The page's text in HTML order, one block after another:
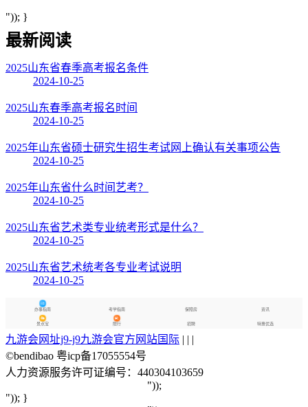
")); }
最新阅读
2025山东省春季高考报名条件
2024-10-25
2025山东春季高考报名时间
2024-10-25
2025年山东省硕士研究生招生考试网上确认有关事项公告
2024-10-25
2025年山东省什么时间艺考？
2024-10-25
2025山东省艺术类专业统考形式是什么？
2024-10-25
2025山东省艺术统考各专业考试说明
2024-10-25
办事指南 考学指南 保障房 资讯
景点宝 限行 招聘 特惠优选
九游会网址j9-j9九游会官方网站国际 | | |
©bendibao 粤icp备17055554号
人力资源服务许可证编号：440304103659
"));
")); }